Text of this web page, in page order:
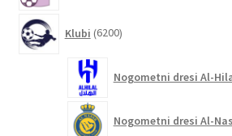
Klubi 6200izdelkov
Nogometni dresi Al-
Nogometni dresi Al-